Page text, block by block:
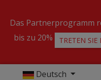
Das Partnerprogramm
bis zu 20%
TRETEN
Deutsch